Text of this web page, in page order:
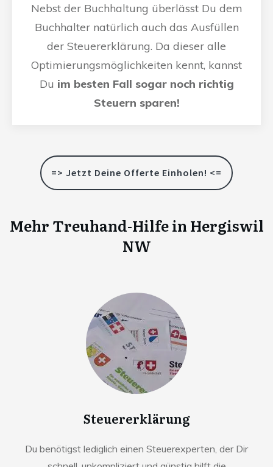
Nebst der Buchhaltung überlässt Du dem
Buchhalter natürlich auch das Ausfüllen
der Steuererklärung. Da dieser alle
Optimierungsmöglichkeiten kennt, kannst
Du im besten Fall sogar noch richtig
Steuern sparen!
=> Jetzt Deine Offerte Einholen! <=
Mehr Treuhand-Hilfe in Hergiswil
NW
Steuererklärung
Du benötigst lediglich einen Steuerexperten, der Dir